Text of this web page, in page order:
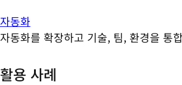
자동화
자동화를 확장하고 기술, 팀, 환경을 통
활용 사례